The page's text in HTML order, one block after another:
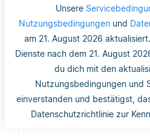
Unsere
Nutzungsbedingungen und
am 21. August 2026
Dienste nach dem 21. August
du dich mit den
Nutzungsbedingungen und
einverstanden und bestätigst,
Datenschutzrichtlinie zur
Was bedeutet deduktiv?
Was ist Validität?
Was ist interne Validität?
Was versteht man unter